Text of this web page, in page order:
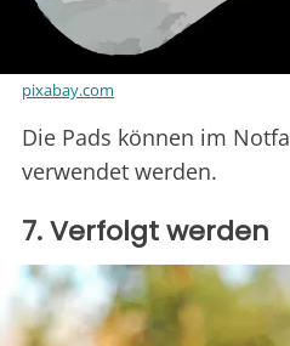
pixabay.com
Die Pads können im
verwendet werden.
7. Verfolgt werden